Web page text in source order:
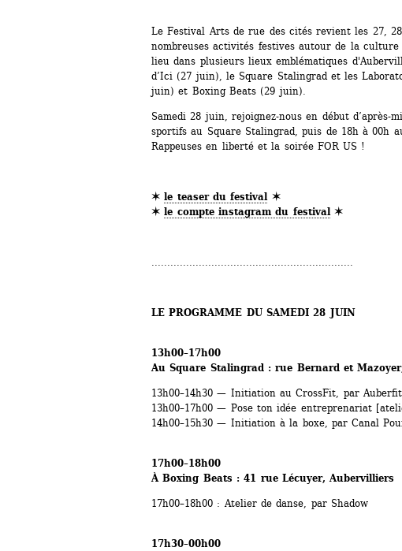
Le Festival Arts de rue des cités revient les 27,
nombreuses activités festives autour de la
lieu dans plusieurs lieux emblématiques
d’Ici (27 juin), le Square Stalingrad et les
juin) et Boxing Beats (29 juin).
Samedi 28 juin, rejoignez-nous en début d’après-
sportifs au Square Stalingrad, puis de 18h à 00h
Rappeuses en liberté et la soirée FOR US !
✶ le teaser du festival✶
✶ le compte instagram du festival✶
................................................................
LE PROGRAMME DU SAMEDI 28 JUIN
13h00–17h00
Au Square Stalingrad : rue Bernard et
13h00–14h30 — Initiation au CrossFit, par Auberfit
13h00–17h00 — Pose ton idée entreprenariat
14h00–15h30 — Initiation à la boxe, par Canal
17h00–18h00
À Boxing Beats : 41 rue Lécuyer, Aubervilliers
17h00–18h00 : Atelier de danse, par Shadow
17h30–00h00